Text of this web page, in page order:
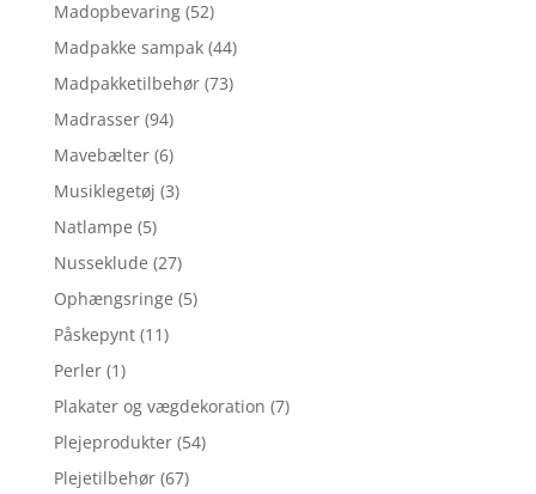
Madopbevaring (52)
Madpakke sampak (44)
Madpakketilbehør (73)
Madrasser (94)
Mavebælter (6)
Musiklegetøj (3)
Natlampe (5)
Nusseklude (27)
Ophængsringe (5)
Påskepynt (11)
Perler (1)
Plakater og vægdekoration (7)
Plejeprodukter (54)
Plejetilbehør (67)